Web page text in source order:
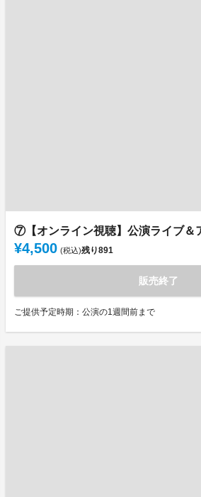
⑦【オンライン視聴】公演ライブ＆
¥4,500 (税込)残り891
販売終了
ご提供予定時期：公演の1週間前まで